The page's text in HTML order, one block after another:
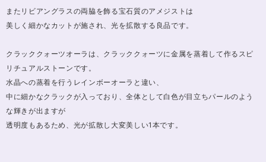
またリビアングラスの両脇を飾る宝石質のアメジストは
美しく細かなカットが施され、光を拡散する良品です。
クラッククォーツオーラは、クラッククォーツに金属を蒸着して作るスピ
リチュアルストーンです。
水晶への蒸着を行うレインボーオーラと違い、
中に細かなクラックが入っており、全体として白色が目立ちパールのよう
な輝きが出ますが
透明度もあるため、光が拡散し大変美しい1本です。